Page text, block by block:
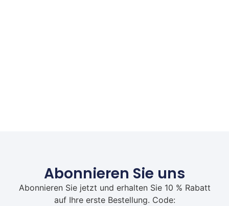
Abonnieren Sie uns
Abonnieren Sie jetzt und erhalten Sie 10 % Rabatt
auf Ihre erste Bestellung. Code: